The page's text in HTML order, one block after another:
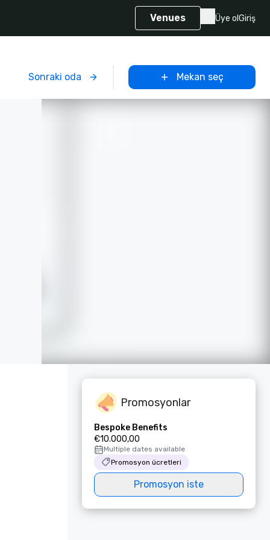
Venues Üye ol Giriş
Sonraki oda Mekan seç
Promosyonlar
Bespoke Benefits
€10.000,00
Multiple dates available
Promosyon ücretleri
Promosyon iste